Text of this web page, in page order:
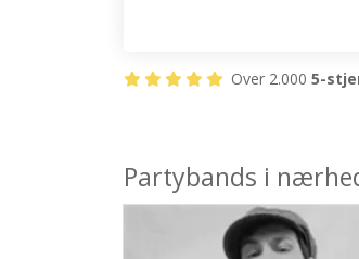
Over 2.000 5-
Partybands i